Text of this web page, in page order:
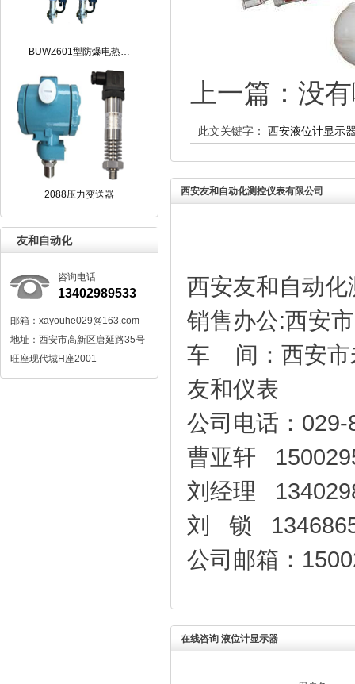
BUWZ601型防爆电热…
2088压力变送器
友和自动化
咨询电话
13402989533
邮箱：xayouhe029@163.com
地址：西安市高新区唐延路35号
旺座现代城H座2001
上一篇：没
此文关键字： 西安液位计显示
西安友和自动化测控仪表有限公司
西安友和自动
销售办公:西安
车 间：西安市
友和仪表
公司电话：029-
曹亚轩
刘经理
刘 锁
公司邮箱：
在线咨询 液位计显示器